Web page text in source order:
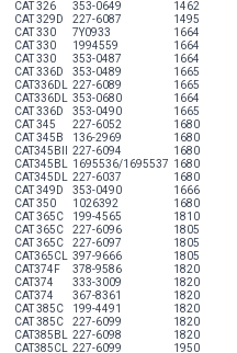
CAT 326
353-0649 1462
CAT 329D
227-6087 1495
CAT 330
7Y0933 1664
CAT 330
1994559 1664
CAT 330
353-0487 1664
CAT 336D
353-0489 1665
CAT336DL 227-6089 1665
CAT336DL 353-0680 1664
CAT 336D
353-0490 1665
CAT 345
227-6052 1680
CAT 345B
136-2969 1680
CAT345BII
227-6094 1680
CAT345BL 1695536/1695537 1680
CAT345DL 227-6037 1680
CAT 349D
353-0490 1666
CAT 350
1026392 1680
CAT 365C
199-4565 1810
CAT 365C
227-6096 1805
CAT 365C
227-6097 1805
CAT365CL 397-9666 1805
CAT374F
378-9586 1820
CAT374
333-3009 1820
CAT374
367-8361 1820
CAT 385C
199-4491 1820
CAT 385C
227-6099 1820
CAT385BL 227-6098 1820
CAT385CL 227-6099 1950